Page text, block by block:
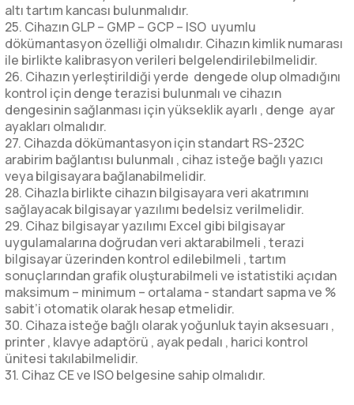
altı tartım kancası bulunmalıdır.
25. Cihazın GLP – GMP – GCP – ISO uyumlu
dökümantasyon özelliği olmalıdır. Cihazın kimlik numarası
ile birlikte kalibrasyon verileri belgelendirilebilmelidir.
26. Cihazın yerleştirildiği yerde dengede olup olmadığını
kontrol için denge terazisi bulunmalı ve cihazın
dengesinin sağlanması için yükseklik ayarlı , denge ayar
ayakları olmalıdır.
27. Cihazda dökümantasyon için standart RS-232C
arabirim bağlantısı bulunmalı , cihaz isteğe bağlı yazıcı
veya bilgisayara bağlanabilmelidir.
28. Cihazla birlikte cihazın bilgisayara veri akatrımını
sağlayacak bilgisayar yazılımı bedelsiz verilmelidir.
29. Cihaz bilgisayar yazılımı Excel gibi bilgisayar
uygulamalarına doğrudan veri aktarabilmeli , terazi
bilgisayar üzerinden kontrol edilebilmeli , tartım
sonuçlarından grafik oluşturabilmeli ve istatistiki açıdan
maksimum – minimum – ortalama - standart sapma ve %
sabit’i otomatik olarak hesap etmelidir.
30. Cihaza isteğe bağlı olarak yoğunluk tayin aksesuarı ,
printer , klavye adaptörü , ayak pedalı , harici kontrol
ünitesi takılabilmelidir.
31. Cihaz CE ve ISO belgesine sahip olmalıdır.